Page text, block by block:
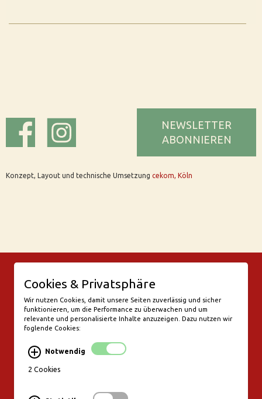
Konzept, Layout und technische Umsetzung cekom, Köln
NEWSLETTER
ABONNIEREN
Friesenwall 58
50672 Köln
valentine@bar-rix.de
Di + Mi Weinproben
Do 17:00-23:00
Fr - Sa 17:00 - 01:00
Cookies & Privatsphäre
Wir nutzen Cookies, damit unsere Seiten zuverlässig und sicher
funktionieren, um die Performance zu überwachen und um
relevante und personalisierte Inhalte anzuzeigen. Dazu nutzen wir
foglende Cookies:
Notwendig
2 Cookies